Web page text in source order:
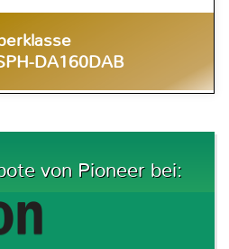
DA160DAB
von Pioneer bei: